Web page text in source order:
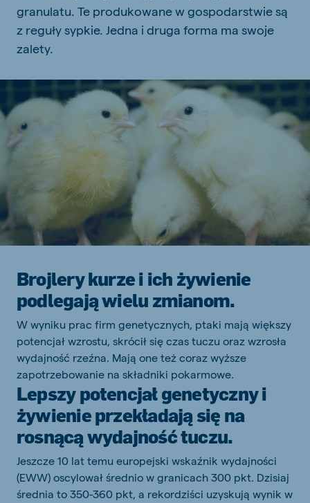
granulatu. Te produkowane w gospodarstwie są
z reguły sypkie. Jedna i druga forma ma swoje
zalety.
Brojlery kurze i ich żywienie
podlegają wielu zmianom.
W wyniku prac firm genetycznych, ptaki mają większy
potencjał wzrostu, skrócił się czas tuczu oraz wzrosła
wydajność rzeźna. Mają one też coraz wyższe
zapotrzebowanie na składniki pokarmowe.
Lepszy potencjał genetyczny i
żywienie przekładają się na
rosnącą wydajność tuczu.
Jeszcze 10 lat temu europejski wskaźnik wydajności
(EWW) oscylował średnio w granicach 300 pkt. Dzisiaj
średnia to 350-360 pkt, a rekordziści uzyskują wynik w